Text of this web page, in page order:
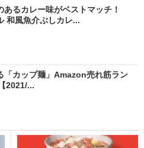
あるカレー味がベストマッチ！
和風魚介ぶしカレ...
「カップ麺」Amazon売れ筋ラン
2021/...